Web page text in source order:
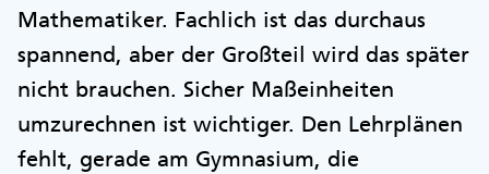
Mathematiker. Fachlich ist das durchaus
spannend, aber der Großteil wird das später
nicht brauchen. Sicher Maßeinheiten
umzurechnen ist wichtiger. Den Lehrplänen
fehlt, gerade am Gymnasium, die